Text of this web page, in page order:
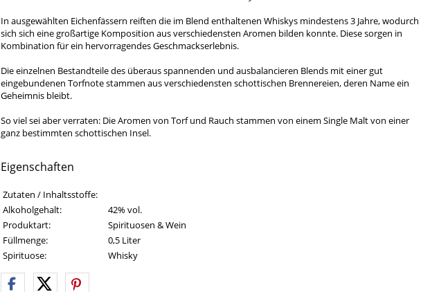
In ausgewählten Eichenfässern reiften die im Blend enthaltenen Whiskys mindestens 3 Jahre, wodurch
sich sich eine großartige Komposition aus verschiedensten Aromen bilden konnte. Diese sorgen in
Kombination für ein hervorragendes Geschmackserlebnis.
Die einzelnen Bestandteile des überaus spannenden und ausbalancieren Blends mit einer gut
eingebundenen Torfnote stammen aus verschiedensten schottischen Brennereien, deren Name ein
Geheimnis bleibt.
So viel sei aber verraten: Die Aromen von Torf und Rauch stammen von einem Single Malt von einer
ganz bestimmten schottischen Insel.
Eigenschaften
Eigenschaften des Produkts
Eigenschaft Wert
Zutaten / Inhaltsstoffe:
Alkoholgehalt:
42% vol.
Produktart:
Spirituosen & Wein
Füllmenge:
0,5 Liter
Spirituose:
Whisky